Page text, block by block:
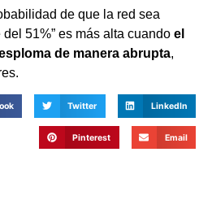
de que la red sea
51%” es más alta cuando el
de manera abrupta,
Twitter LinkedIn
Pinterest Email